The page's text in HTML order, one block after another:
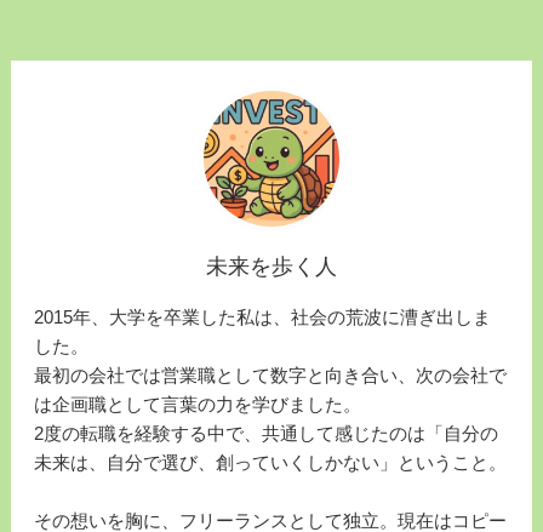
未来を歩く人
2015年、大学を卒業した私は、社会の荒波に漕ぎ出しま
した。
最初の会社では営業職として数字と向き合い、次の会社で
は企画職として言葉の力を学びました。
2度の転職を経験する中で、共通して感じたのは「自分の
未来は、自分で選び、創っていくしかない」ということ。
その想いを胸に、フリーランスとして独立。現在はコピー